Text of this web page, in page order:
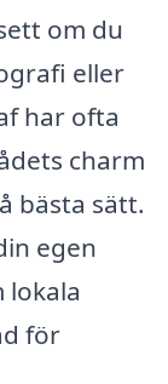
om du
eller
har ofta
charm
bästa sätt.
egen
lokala
för